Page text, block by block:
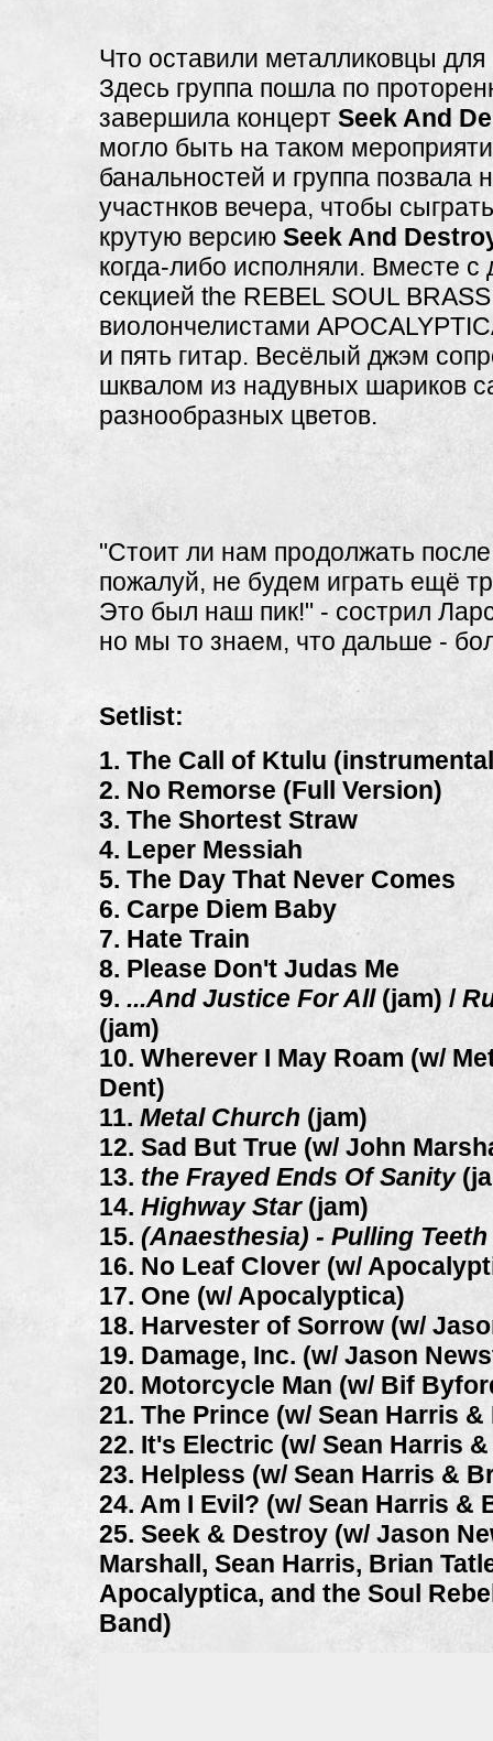
Что оставили металликовцы
Здесь группа пошла по
завершила концерт Seek And
могло быть на таком
банальностей и группа позвала
участнков вечера, чтобы
крутую версию Seek And
когда-либо исполняли. Вместе с
секцией the REBEL SOUL
виолончелистами
и пять гитар. Весёлый джэм
шквалом из надувных шариков
разнообразных цветов.
"Стоит ли нам продолжать
пожалуй, не будем играть ещё
Это был наш пик!" - сострил
но мы то знаем, что дальше -
Setlist:
1. The Call of Ktulu
2. No Remorse (Full Version)
3. The Shortest Straw
4. Leper Messiah
5. The Day That Never Comes
6. Carpe Diem Baby
7. Hate Train
8. Please Don't Judas Me
9. ...And Justice For All(jam) /
(jam)
10. Wherever I May Roam (w/
Dent)
11. Metal Church (jam)
12. Sad But True (w/ John
13. the Frayed Ends Of Sanity
14. Highway Star(jam)
15. (Anaesthesia) - Pulling Teeth
16. No Leaf Clover (w/
17. One (w/ Apocalyptica)
18. Harvester of Sorrow (w/
19. Damage, Inc. (w/ Jason
20. Motorcycle Man (w/ Bif
21. The Prince (w/ Sean Harris
22. It's Electric (w/ Sean Harris
23. Helpless (w/ Sean Harris &
24. Am I Evil? (w/ Sean Harris &
25. Seek & Destroy (w/ Jason
Marshall, Sean Harris, Brian
Apocalyptica, and the Soul
Band)